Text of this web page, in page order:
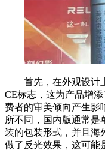
首先，在外观设计
CE标志，这为产品增
费者的审美倾向产生影
所不同，国内版通常是
装的包装形式，并且海
做了反光效果，这可能